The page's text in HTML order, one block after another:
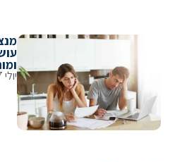
מנצחים
עושים
יולי 7, 2026